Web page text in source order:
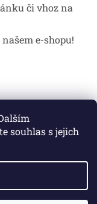
souhlas s jejich
či vhoz na
e-shopu!
Dveře